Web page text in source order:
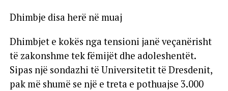
Dhimbje disa herë në muaj
Dhimbjet e kokës nga tensioni janë veçanërisht
të zakonshme tek fëmijët dhe adoleshentët.
Sipas një sondazhi të Universitetit të Dresdenit,
pak më shumë se një e treta e pothuajse 3.000